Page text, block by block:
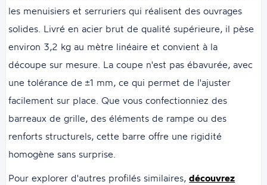
les menuisiers et serruriers qui réalisent des ouvrages
solides. Livré en acier brut de qualité supérieure, il pèse
environ 3,2 kg au mètre linéaire et convient à la
découpe sur mesure. La coupe n'est pas ébavurée, avec
une tolérance de ±1 mm, ce qui permet de l'ajuster
facilement sur place. Que vous confectionniez des
barreaux de grille, des éléments de rampe ou des
renforts structurels, cette barre offre une rigidité
homogène sans surprise.
Pour explorer d'autres profilés similaires,découvrez